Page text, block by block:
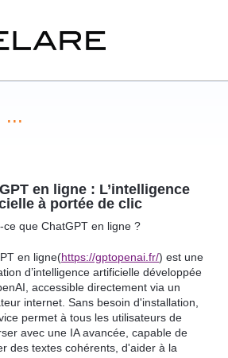
...
en ligne : L’intelligence
à portée de clic
ce que ChatGPT en ligne ?
en ligne(https://gptopenai.fr/) est une
d’intelligence artificielle développée
accessible directement via un
internet. Sans besoin d'installation,
permet à tous les utilisateurs de
avec une IA avancée, capable de
des textes cohérents, d'aider à la